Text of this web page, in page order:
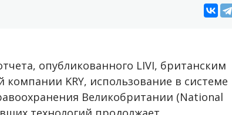
опубликованного LIVI, британским
KRY, использование в системе
Великобритании (National